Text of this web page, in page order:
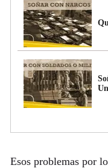
Esos problemas por